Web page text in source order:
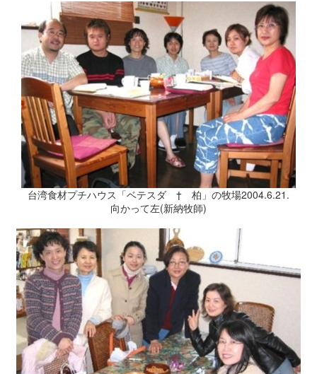
台湾食材プチハウス「ベテスダ † 柏」の牧場2004.6.21.
向かって左(新納牧師)